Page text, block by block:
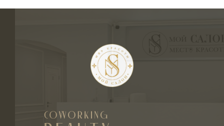
АРЕНДА.